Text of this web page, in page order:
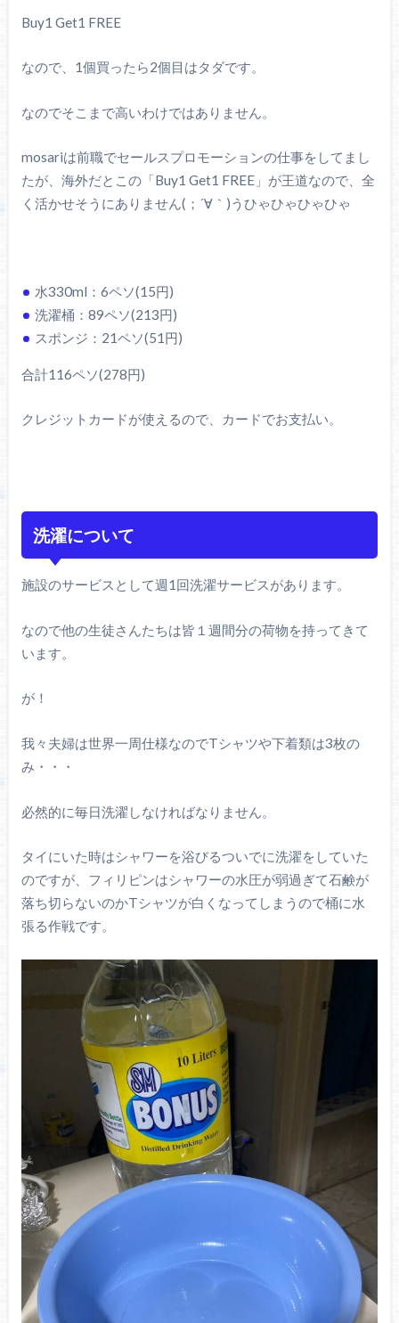
Buy1 Get1 FREE
なので、1個買ったら2個目はタダです。
なのでそこまで高いわけではありません。
mosariは前職でセールスプロモーションの仕事をしてまし
たが、海外だとこの「Buy1 Get1 FREE」が王道なので、全
く活かせそうにありません(；´∀｀)うひゃひゃひゃひゃ
水330ml：6ペソ(15円)
洗濯桶：89ペソ(213円)
スポンジ：21ペソ(51円)
合計116ペソ(278円)
クレジットカードが使えるので、カードでお支払い。
洗濯について
施設のサービスとして週1回洗濯サービスがあります。
なので他の生徒さんたちは皆１週間分の荷物を持ってきて
います。
が！
我々夫婦は世界一周仕様なのでTシャツや下着類は3枚の
み・・・
必然的に毎日洗濯しなければなりません。
タイにいた時はシャワーを浴びるついでに洗濯をしていた
のですが、フィリピンはシャワーの水圧が弱過ぎて石鹸が
落ち切らないのかTシャツが白くなってしまうので桶に水
張る作戦です。